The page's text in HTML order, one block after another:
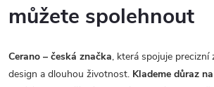
můžete spolehnout
Cerano – česká značka, která spojuje precizní
design a dlouhou životnost. Klademe důraz